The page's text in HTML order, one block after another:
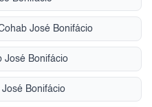
José Bonifácio
José Bonifácio
Bonifácio